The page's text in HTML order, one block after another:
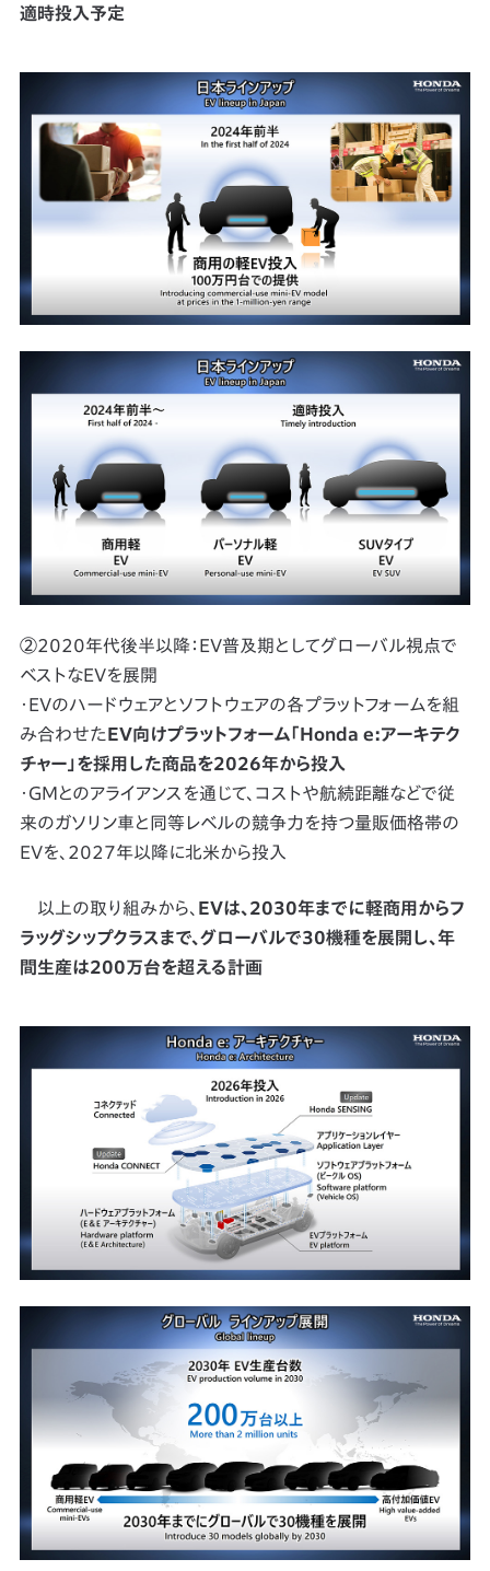
適時投入予定
②2020年代後半以降：EV普及期としてグローバル視点で
ベストなEVを展開
・EVのハードウェアとソフトウェアの各プラットフォームを組
み合わせた EV向けプラットフォーム「Honda e:アーキテク
チャー」を採用した商品を2026年から投入
・GMとのアライアンスを通じて、コストや航続距離などで従
来のガソリン車と同等レベルの競争力を持つ量販価格帯の
EVを、2027年以降に北米から投入
以上の取り組みから、 EVは、2030年までに軽商用からフ
ラッグシップクラスまで、グローバルで30機種を展開し、年
間生産は200万台を超える計画